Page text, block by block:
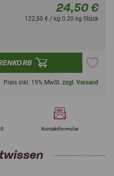
24,50 €
122,50 € / kg 0.20 kg Stück
Preis inkl. 19% MwSt. zzgl. Versand
Kontaktformular